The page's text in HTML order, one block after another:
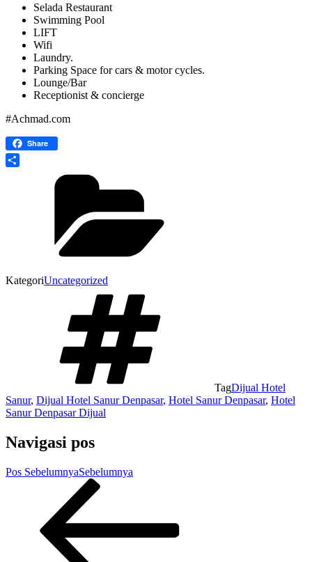
Selada Restaurant
Swimming Pool
LIFT
Wifi
Laundry.
Parking Space for cars & motor cycles.
Lounge/Bar
Receptionist & concierge
#Achmad.com
Share
KategoriUncategorized
TagDijual Hotel
Sanur, Dijual Hotel Sanur Denpasar, Hotel Sanur Denpasar, Hotel
Sanur Denpasar Dijual
Navigasi pos
Pos SebelumnyaSebelumnya